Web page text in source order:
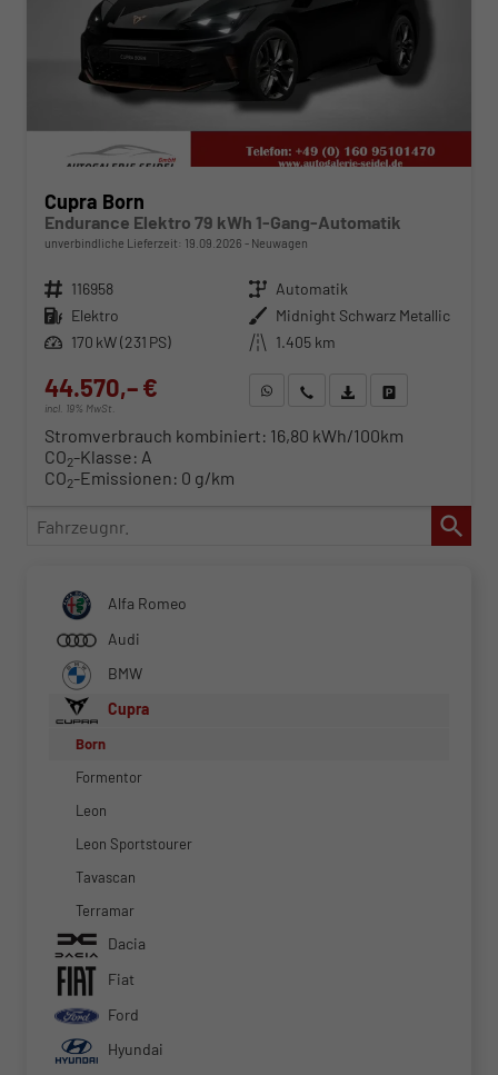
Cupra Born
Endurance Elektro 79 kWh 1-Gang-Automatik
unverbindliche Lieferzeit: 19.09.2026 Neuwagen
Fahrzeugnr. 116958 Getriebe Automatik
Kraftstoff Elektro Außenfarbe Midnight Schwarz Metallic
Leistung 170 kW (231 PS) Kilometerstand 1.405 km
44.570,– €
incl. 19% MwSt.
WhatsApp anfragen
Wir rufen Sie anFahrzeugexposé (PDF)
Stromverbrauch kombiniert: 16,80 kWh/100km
CO2-Klasse: A
CO2-Emissionen: 0 g/km
Fahrzeugnr.
Alfa Romeo
Audi
BMW
Cupra
Born
Formentor
Leon
Leon Sportstourer
Tavascan
Terramar
Dacia
Fiat
Ford
Hyundai